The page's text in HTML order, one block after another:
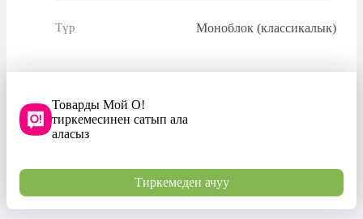
Түр Моноблок (классикалык)
Товарды Мой О!
тиркемесинен сатып ала
аласыз
Тиркемеден ачуу